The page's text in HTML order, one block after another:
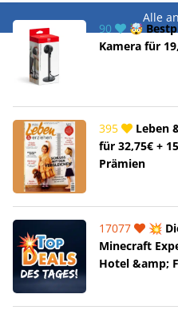
Alle
90
🤯
Kamera für
395
Leben
für 32,75€ +
Prämien
17077
💥
Minecraft
Hotel &amp;